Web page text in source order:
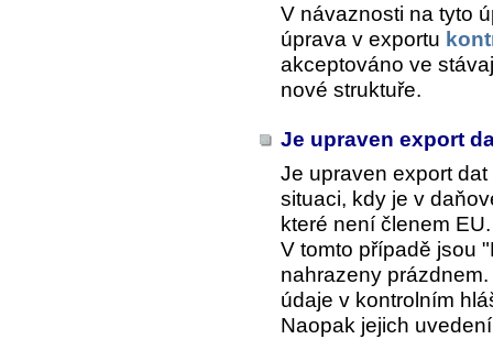
V návaznosti na tyto
úprava v exportu
akceptováno ve
nové struktuře.
Je upraven export
Je upraven export dat
situaci, kdy je v
které není členem EU.
V tomto případě jsou
nahrazeny
údaje v kontrolním
Naopak jejich